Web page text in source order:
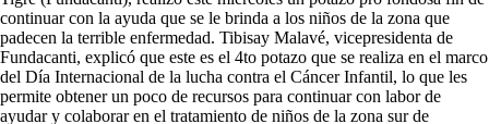
continuar con la ayuda que se le brinda a los niños de la zona que
padecen la terrible enfermedad. Tibisay Malavé, vicepresidenta de
Fundacanti, explicó que este es el 4to potazo que se realiza en el marco
del Día Internacional de la lucha contra el Cáncer Infantil, lo que les
permite obtener un poco de recursos para continuar con labor de
ayudar y colaborar en el tratamiento de niños de la zona sur de